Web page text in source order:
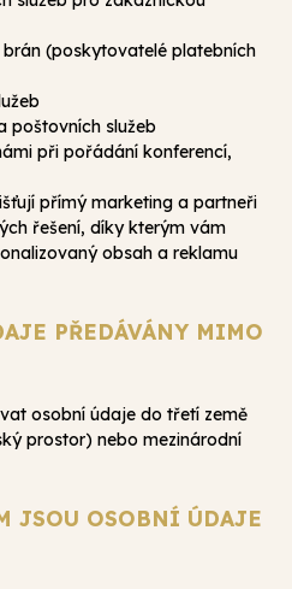
(poskytovatelé platebních
poštovních služeb
při pořádání konferencí,
přímý marketing a partneři
řešení, díky kterým vám
obsah a reklamu
PŘEDÁVÁNY MIMO
osobní údaje do třetí země
prostor) nebo mezinárodní
JSOU OSOBNÍ ÚDAJE